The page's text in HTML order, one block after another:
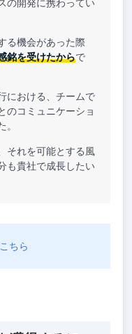
の開発に携わってい
る機会があった際
銘を受けたからで
における、チームで
のコミュニケーショ
。
それを可能とする風
も貴社で成長したい
ちら